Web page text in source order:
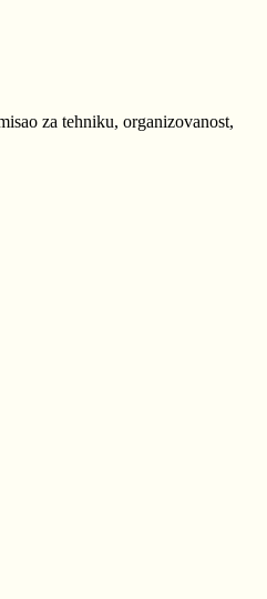
za tehniku, organizovanost,